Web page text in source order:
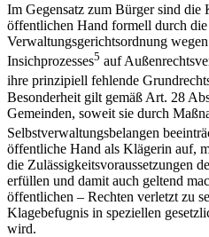
Im Gegensatz zum Bürger sind die
öffentlichen Hand formell durch
Verwaltungsgerichtsordnung
Insichprozesses5 auf
ihre prinzipiell fehlende
Besonderheit gilt gemäß Art. 28
Gemeinden, soweit sie durch
Selbstverwaltungsbelangen
öffentliche Hand als Klägerin auf,
die Zulässigkeitsvoraussetzungen
erfüllen und damit auch geltend
öffentlichen – Rechten verletzt zu
Klagebefugnis in speziellen
wird.